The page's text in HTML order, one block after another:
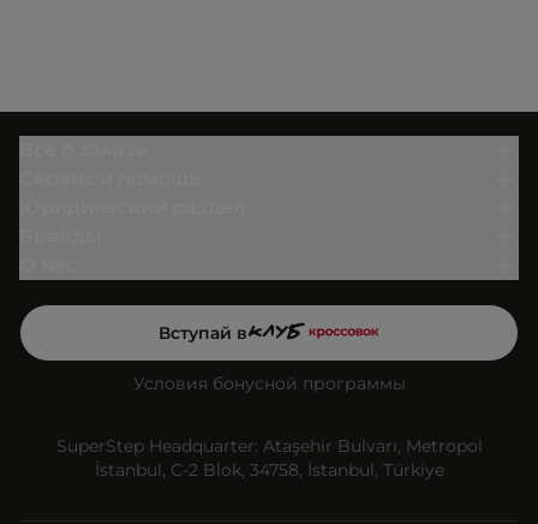
Вступай в
Условия бонусной программы
SuperStep Headquarter: Ataşehir Bulvarı, Metropol
İstanbul, C-2 Blok, 34758, İstanbul, Türkiye